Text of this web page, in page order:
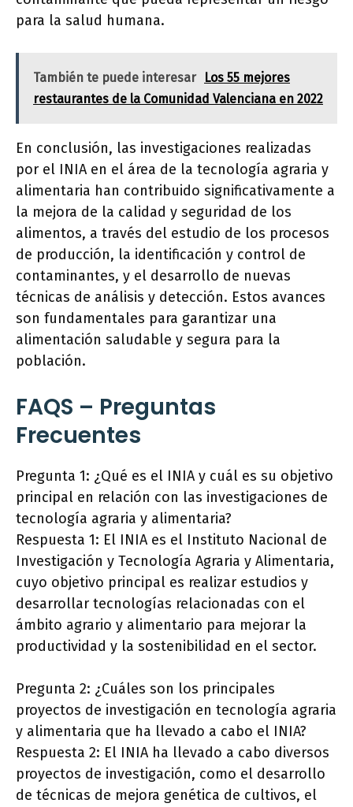
para la salud humana.
También te puede interesar
Los 55 mejores
restaurantes de la Comunidad Valenciana en 2022
En conclusión, las investigaciones realizadas
por el INIA en el área de la tecnología agraria y
alimentaria han contribuido significativamente a
la mejora de la calidad y seguridad de los
alimentos, a través del estudio de los procesos
de producción, la identificación y control de
contaminantes, y el desarrollo de nuevas
técnicas de análisis y detección. Estos avances
son fundamentales para garantizar una
alimentación saludable y segura para la
población.
FAQS – Preguntas
Frecuentes
Pregunta 1: ¿Qué es el INIA y cuál es su objetivo
principal en relación con las investigaciones de
tecnología agraria y alimentaria?
Respuesta 1: El INIA es el Instituto Nacional de
Investigación y Tecnología Agraria y Alimentaria,
cuyo objetivo principal es realizar estudios y
desarrollar tecnologías relacionadas con el
ámbito agrario y alimentario para mejorar la
productividad y la sostenibilidad en el sector.
Pregunta 2: ¿Cuáles son los principales
proyectos de investigación en tecnología agraria
y alimentaria que ha llevado a cabo el INIA?
Respuesta 2: El INIA ha llevado a cabo diversos
proyectos de investigación, como el desarrollo
de técnicas de mejora genética de cultivos, el